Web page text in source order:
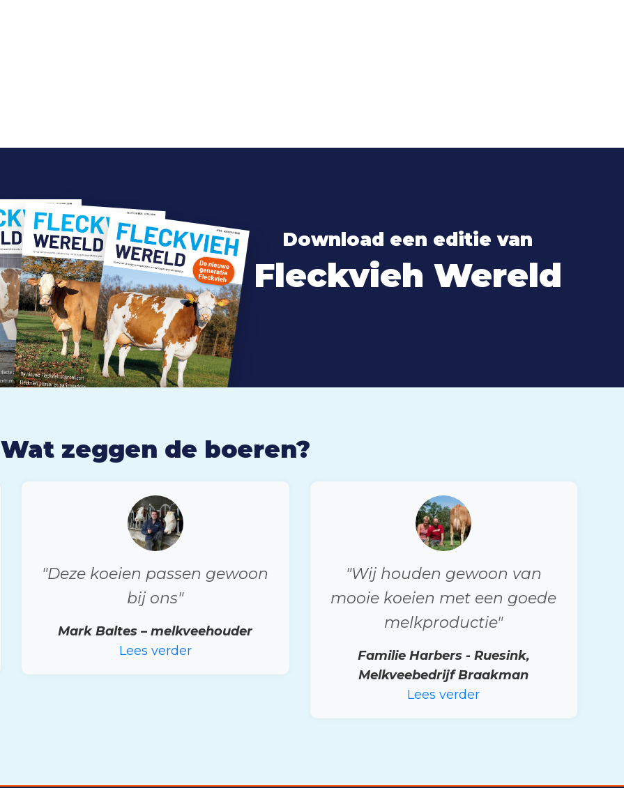
Download een editie van
Fleckvieh Wereld
Wat zeggen de boeren?
"Deze koeien passen gewoon
bij ons"
Mark Baltes – melkveehouder
Lees verder
"Wij houden gewoon van
mooie koeien met een goede
melkproductie"
Familie Harbers - Ruesink,
Melkveebedrijf Braakman
Lees verder